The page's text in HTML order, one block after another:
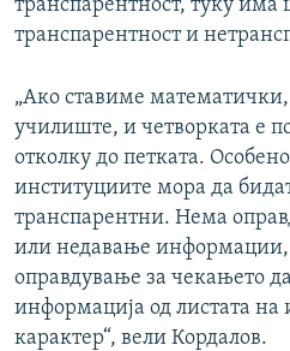
транспарентност, туку има
транспарентност и
„Ако ставиме
училиште, и четворката е
отколку до петката.
институциите мора да
транспарентни. Нема
или недавање
оправдување за чекањето
информација од листата
карактер“, вели Кордалов.